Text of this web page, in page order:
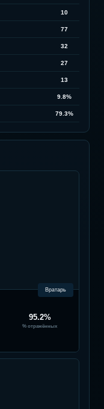
10
77
32
27
13
9.8%
79.3%
Вратарь
95.2%
% отражённых